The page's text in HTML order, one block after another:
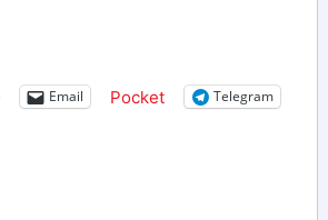
Email Pocket
Telegram